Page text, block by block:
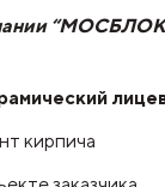
кирпича